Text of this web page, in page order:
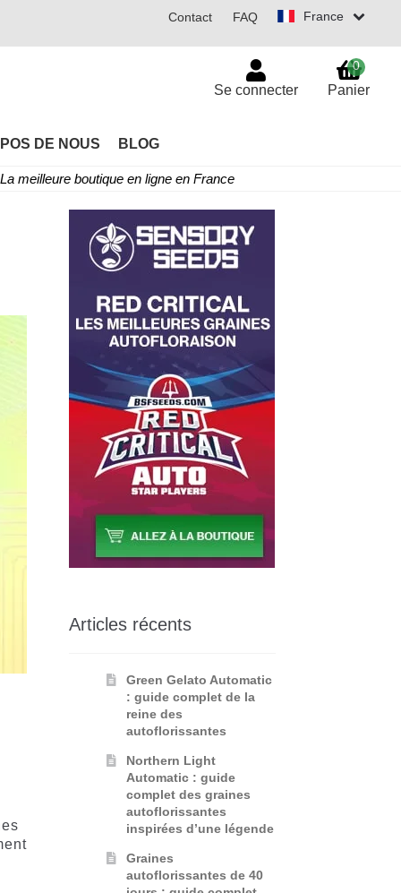
France
Contact FAQ
DE NOUS BLOG
Se connecter Panier
0
La meilleure boutique en ligne en France
Articles récents
Green Gelato Automatic
: guide complet de la
reine des
autoflorissantes
Northern Light
Automatic : guide
complet des graines
autoflorissantes
inspirées d’une légende
Graines
autoflorissantes de 40